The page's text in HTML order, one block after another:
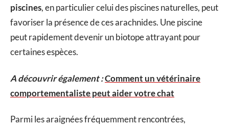
piscines, en particulier celui des piscines naturelles, peut
favoriser la présence de ces arachnides. Une piscine
peut rapidement devenir un biotope attrayant pour
certaines espèces.
A découvrir également :Comment un vétérinaire
comportementaliste peut aider votre chat
Parmi les araignées fréquemment rencontrées,